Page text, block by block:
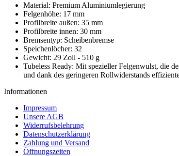
Material: Premium Aluminiumlegierung
Felgenhöhe: 17 mm
Profilbreite außen: 35 mm
Profilbreite innen: 30 mm
Bremsentyp: Scheibenbremse
Speichenlöcher: 32
Gewicht: 29 Zoll - 510 g
Tubeless Ready: Mit spezieller Felgenwulst, die
und dank des geringeren Rollwiderstands
Informationen
Impressum
Unsere AGB
Widerrufsbelehrung
Datenschutzerklärung
Zahlung und Versand
Öffnungszeiten